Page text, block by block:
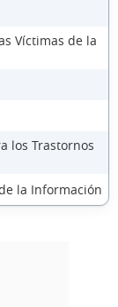
Víctimas de la
los Trastornos
la Información